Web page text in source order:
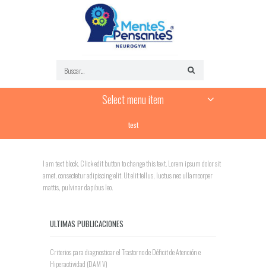
Select menu item
test
I am text block. Click edit button to change this text. Lorem ipsum dolor sit
amet, consectetur adipiscing elit. Ut elit tellus, luctus nec ullamcorper
mattis, pulvinar dapibus leo.
ULTIMAS PUBLICACIONES
Criterios para diagnosticar el Trastorno de Déficit de Atención e
Hiperactividad (DAM V)